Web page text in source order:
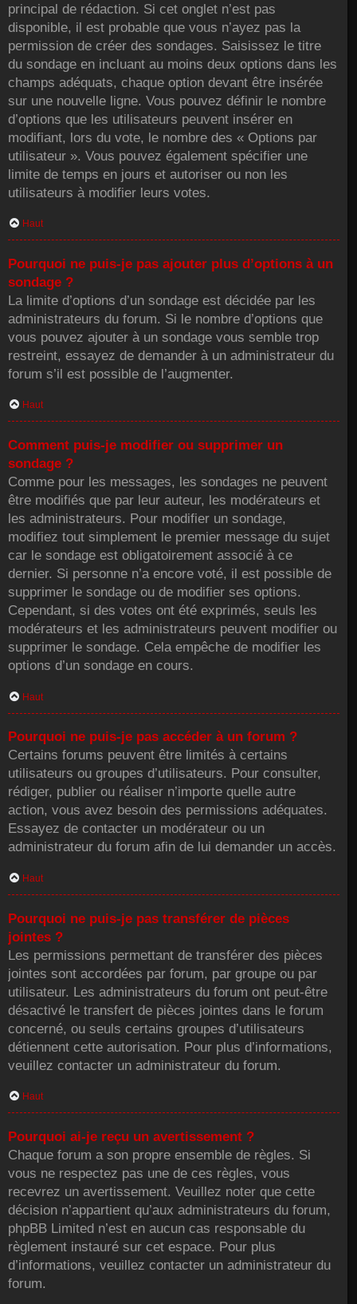
principal de rédaction. Si cet onglet n’est pas
disponible, il est probable que vous n’ayez pas la
permission de créer des sondages. Saisissez le titre
du sondage en incluant au moins deux options dans les
champs adéquats, chaque option devant être insérée
sur une nouvelle ligne. Vous pouvez définir le nombre
d’options que les utilisateurs peuvent insérer en
modifiant, lors du vote, le nombre des « Options par
utilisateur ». Vous pouvez également spécifier une
limite de temps en jours et autoriser ou non les
utilisateurs à modifier leurs votes.
Haut
Pourquoi ne puis-je pas ajouter plus d’options à un
sondage ?
La limite d’options d’un sondage est décidée par les
administrateurs du forum. Si le nombre d’options que
vous pouvez ajouter à un sondage vous semble trop
restreint, essayez de demander à un administrateur du
forum s’il est possible de l’augmenter.
Haut
Comment puis-je modifier ou supprimer un
sondage ?
Comme pour les messages, les sondages ne peuvent
être modifiés que par leur auteur, les modérateurs et
les administrateurs. Pour modifier un sondage,
modifiez tout simplement le premier message du sujet
car le sondage est obligatoirement associé à ce
dernier. Si personne n’a encore voté, il est possible de
supprimer le sondage ou de modifier ses options.
Cependant, si des votes ont été exprimés, seuls les
modérateurs et les administrateurs peuvent modifier ou
supprimer le sondage. Cela empêche de modifier les
options d’un sondage en cours.
Haut
Pourquoi ne puis-je pas accéder à un forum ?
Certains forums peuvent être limités à certains
utilisateurs ou groupes d’utilisateurs. Pour consulter,
rédiger, publier ou réaliser n’importe quelle autre
action, vous avez besoin des permissions adéquates.
Essayez de contacter un modérateur ou un
administrateur du forum afin de lui demander un accès.
Haut
Pourquoi ne puis-je pas transférer de pièces
jointes ?
Les permissions permettant de transférer des pièces
jointes sont accordées par forum, par groupe ou par
utilisateur. Les administrateurs du forum ont peut-être
désactivé le transfert de pièces jointes dans le forum
concerné, ou seuls certains groupes d’utilisateurs
détiennent cette autorisation. Pour plus d’informations,
veuillez contacter un administrateur du forum.
Haut
Pourquoi ai-je reçu un avertissement ?
Chaque forum a son propre ensemble de règles. Si
vous ne respectez pas une de ces règles, vous
recevrez un avertissement. Veuillez noter que cette
décision n’appartient qu’aux administrateurs du forum,
phpBB Limited n’est en aucun cas responsable du
règlement instauré sur cet espace. Pour plus
d’informations, veuillez contacter un administrateur du
forum.